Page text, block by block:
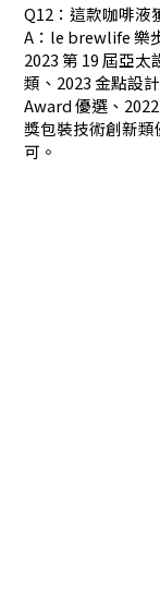
Q12：這款咖啡液
A：le brewlife 樂
2023 第 19 屆亞
類、2023 金點設
Award 優選、
獎包裝技術創新
可。